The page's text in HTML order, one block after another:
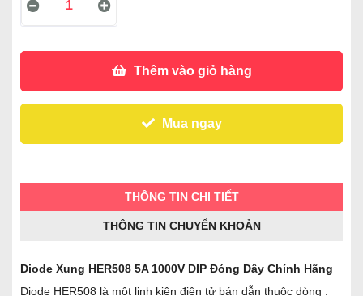
Thêm vào giỏ hàng
Mua ngay
THÔNG TIN CHI TIẾT
THÔNG TIN CHUYỂN KHOẢN
Diode Xung HER508 5A 1000V DIP Đóng Dây Chính Hãng
Diode HER508 là một linh kiện điện tử bán dẫn thuộc dòng .